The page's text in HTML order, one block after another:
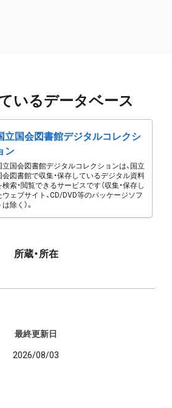
いるデータベース
立国会図書館デジタルコレクシ
ン
立国会図書館デジタルコレクションは、国立
会図書館で収集・保存しているデジタル資料
検索・閲覧できるサービスです（収集・保存し
ウェブサイト、CD/DVD等のパッケージソフ
は除く）。
所蔵・所在
最終更新日
2026/08/03